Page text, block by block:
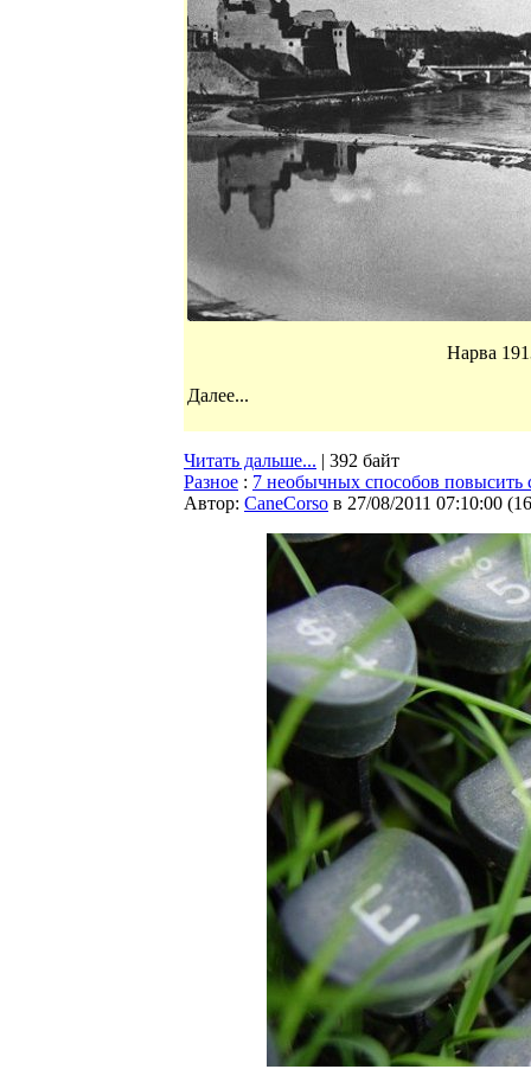
Нарва
Далее...
Читать дальше... | 392 байт
Разное : 7 необычных способов повысить
Автор: CaneCorso в 27/08/2011 07:10:00 (